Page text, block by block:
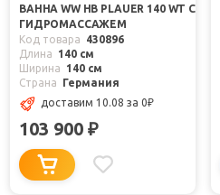
ВАННА WW HB PLAUER 140 WT С
ГИДРОМАССАЖЕМ
Код товара
430896
Длина
140 см
Ширина
140 см
Страна
Германия
доставим 10.08 за 0₽
103 900 ₽